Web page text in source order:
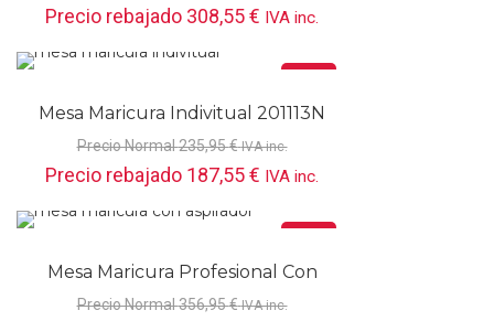
Precio rebajado 308,55€ IVA inc.
Mesa Maricura Indivitual 201113N
Precio Normal235,95€ IVA inc.
Precio rebajado 187,55€ IVA inc.
Mesa Maricura Profesional Con
Aspirador 201106
Precio Normal356,95€ IVA inc.